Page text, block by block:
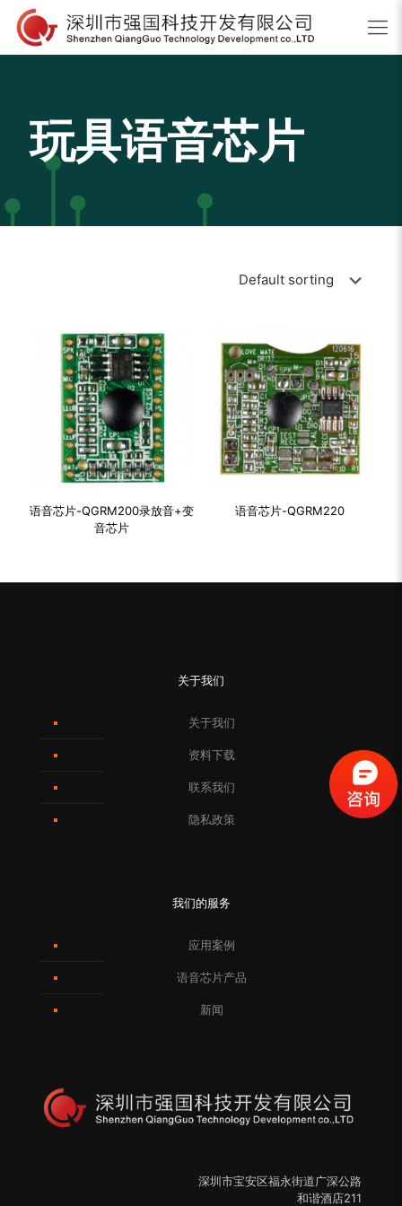
玩具语音芯片
语音芯片-QGRM200录放音+变
音芯片
语音芯片-QGRM220
关于我们
关于我们
资料下载
联系我们
隐私政策
我们的服务
应用案例
语音芯片产品
新闻
深圳市宝安区福永街道广深公路
和谐酒店211